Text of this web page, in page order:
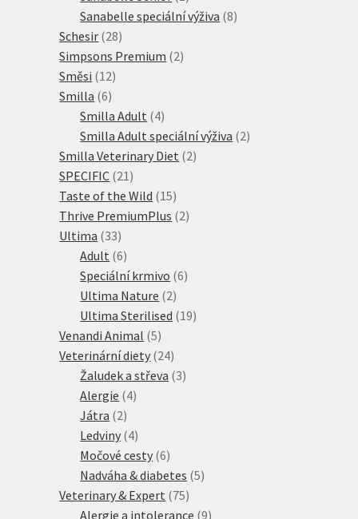
produkt
Sanabelle speciální výživa 88
Schesir 2828
produktů
Simpsons Premium 22
Směsi 1212
Smilla 66
produktů
Smilla Adult 44
produkty
Smilla Adult speciální výživa 22
Smilla Veterinary Diet 22
SPECIFIC 21 21
produktů
Taste of the Wild 1515
produktů
Thrive PremiumPlus 22
Ultima 3333
produktů
Adult 66
produktů
Speciální krmivo 66
Ultima Nature 22
produkty
Ultima Sterilised 1919
Venandi Animal 55
produktů
Veterinární diety 2424
produktů
Žaludek a střeva 33
Alergie 44
Játra 22
produkty
Ledviny 44
produkty
Močové cesty 66
produktů
Nadváha & diabetes 55
Veterinary & Expert 7575
produktů
Alergie a intolerance 99